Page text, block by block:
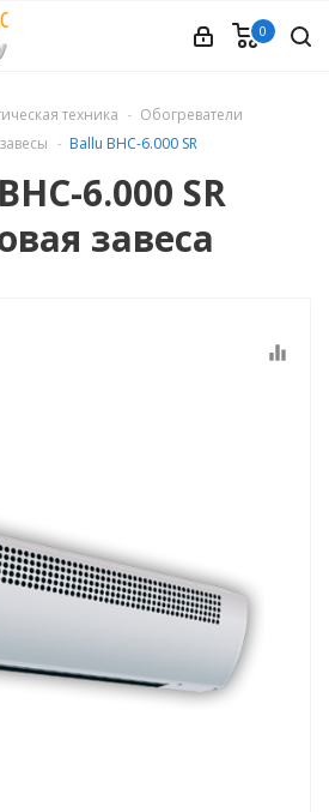
0
техника
Обогреватели
Ballu BHC-6.000 SR
6.000 SR
завеса
equalizer